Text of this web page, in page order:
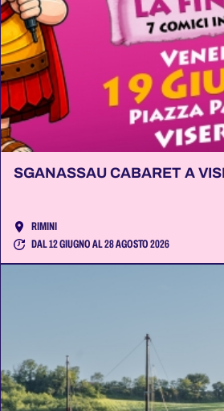
SGANASSAU CABARET A
RIMINI
DAL 12 GIUGNO AL 28 AGOSTO 2026